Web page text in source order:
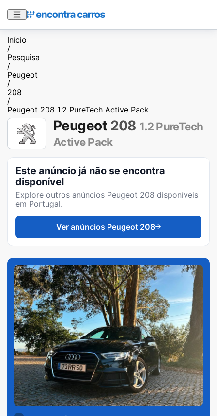
Início
/
Pesquisa
/
Peugeot
/
208
/
Peugeot 208 1.2 PureTech Active Pack
Peugeot 208 1.2 PureTech
Active Pack
Este anúncio já não se encontra
disponível
Explore outros anúncios Peugeot 208 disponíveis
em Portugal.
Ver anúncios Peugeot 208